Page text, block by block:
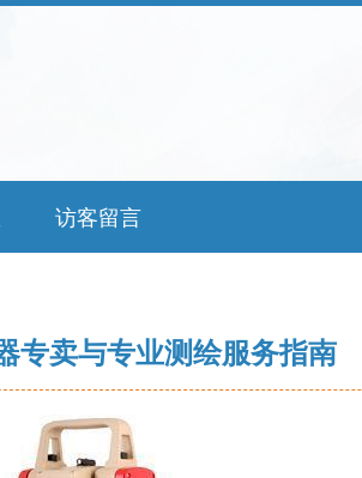
访客留言
专卖与专业测绘服务指南